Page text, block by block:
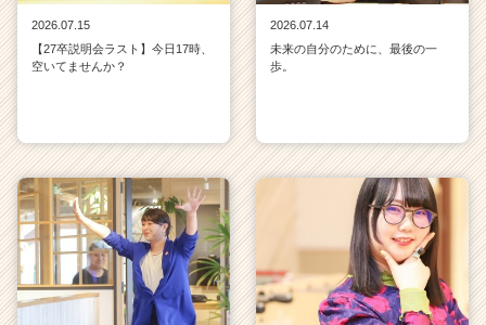
2026.07.15
【27卒説明会ラスト】今日17時、
空いてませんか？
2026.07.14
未来の自分のために、最後の一
歩。